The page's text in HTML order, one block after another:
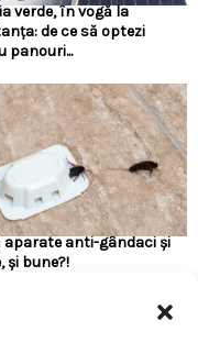
verde, în vogă la
de ce să optezi
panouri...
aparate anti-gândaci și
și bune?!